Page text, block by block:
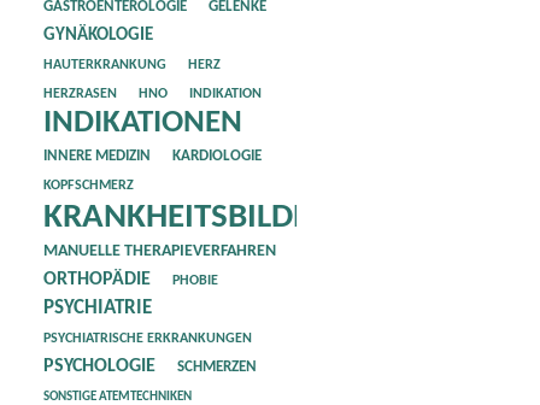
GASTROENTEROLOGIE GELENKE
GYNÄKOLOGIE
HAUTERKRANKUNG
HERZ
HERZRASEN
HNO INDIKATION
INDIKATIONEN
INNERE MEDIZIN KARDIOLOGIE
KOPFSCHMERZ
KRANKHEITSBILDER
MANUELLE THERAPIEVERFAHREN
ORTHOPÄDIE PHOBIE
PSYCHIATRIE
PSYCHIATRISCHE ERKRANKUNGEN
PSYCHOLOGIE SCHMERZEN
SONSTIGE ATEMTECHNIKEN